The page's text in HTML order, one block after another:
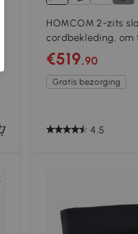
HOMCOM 2-zits
cordbekleding, om
slaapbed, 2
cm, Crèmewit
€519,90
Gratis bezorging
4.5